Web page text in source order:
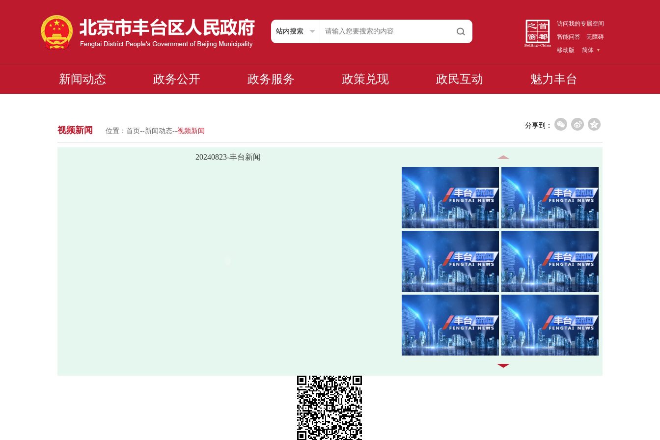
访问我的专属空间
智能问答
无障碍
移动版
简体
新闻动态 政务公开 政务服务 政策兑现 政民互动 魅力丰台
视频新闻 位置： 首页 --新闻动态--视频新闻
分享到：
20240823-丰台新闻
20260805-丰台新闻
20260803-丰台新闻
20260730-丰台新闻